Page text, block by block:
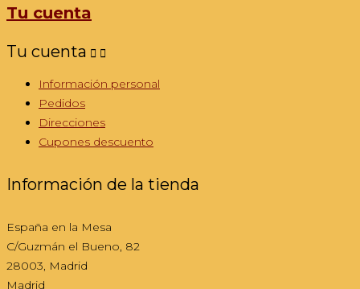
Tu cuenta
Tu cuenta  
Información personal
Pedidos
Direcciones
Cupones descuento
Información de la tienda
España en la Mesa
C/Guzmán el Bueno, 82
28003, Madrid
Madrid